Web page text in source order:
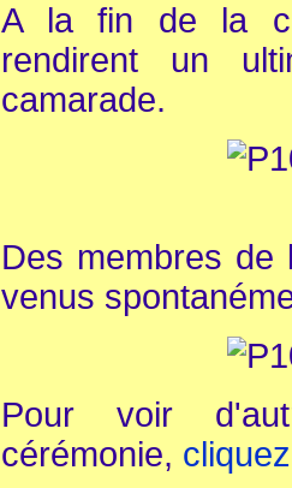
A la fin de la
rendirent un
camarade.
Des membres de
venus
Pour voir
cérémonie,